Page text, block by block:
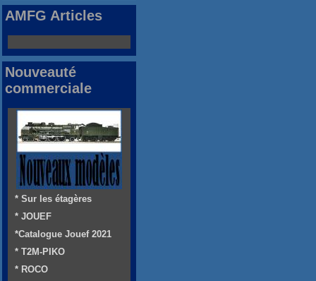
AMFG Articles
Nouveauté
commerciale
* Sur les étagères
* JOUEF
*Catalogue Jouef 2021
* T2M-PIKO
* ROCO